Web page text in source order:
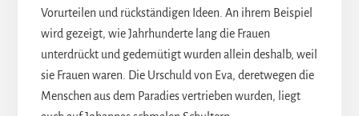
Vorurteilen und rückständigen Ideen. An ihrem Beispiel
wird gezeigt, wie Jahrhunderte lang die Frauen
unterdrückt und gedemütigt wurden allein deshalb, weil
sie Frauen waren. Die Urschuld von Eva, deretwegen die
Menschen aus dem Paradies vertrieben wurden, liegt